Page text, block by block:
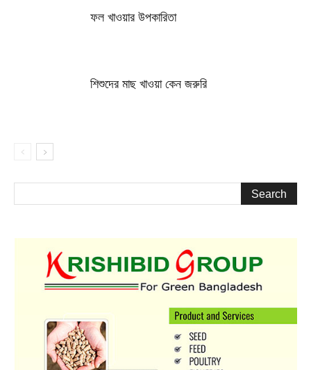
ফল খাওয়ার উপকারিতা
শিশুদের মাছ খাওয়া কেন জরুরি